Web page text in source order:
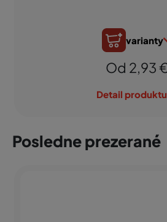
varianty
Od 2,93
Detail produktu
Posledne prezerané